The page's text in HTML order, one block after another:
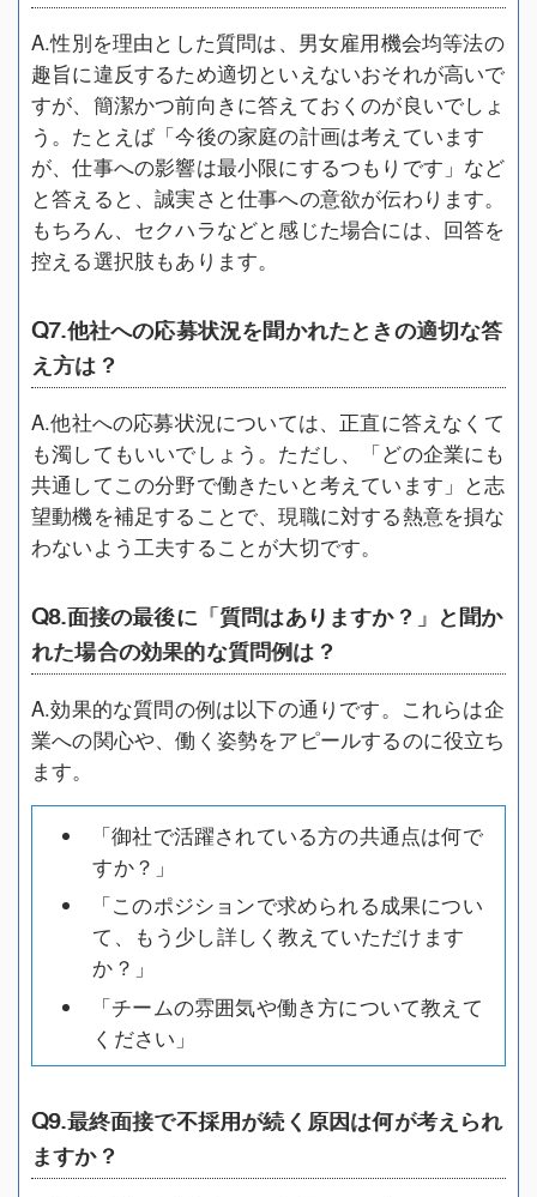
A.性別を理由とした質問は、男女雇用機会均等法の
趣旨に違反するため適切といえないおそれが高いで
すが、簡潔かつ前向きに答えておくのが良いでしょ
う。たとえば「今後の家庭の計画は考えています
が、仕事への影響は最小限にするつもりです」など
と答えると、誠実さと仕事への意欲が伝わります。
もちろん、セクハラなどと感じた場合には、回答を
控える選択肢もあります。
Q7.他社への応募状況を聞かれたときの適切な答
え方は？
A.他社への応募状況については、正直に答えなくて
も濁してもいいでしょう。ただし、「どの企業にも
共通してこの分野で働きたいと考えています」と志
望動機を補足することで、現職に対する熱意を損な
わないよう工夫することが大切です。
Q8.面接の最後に「質問はありますか？」と聞か
れた場合の効果的な質問例は？
A.効果的な質問の例は以下の通りです。これらは企
業への関心や、働く姿勢をアピールするのに役立ち
ます。
「御社で活躍されている方の共通点は何で
すか？」
「このポジションで求められる成果につい
て、もう少し詳しく教えていただけます
か？」
「チームの雰囲気や働き方について教えて
ください」
Q9.最終面接で不採用が続く原因は何が考えられ
ますか？